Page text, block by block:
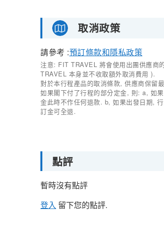
取消政策
請參考 :預訂條款和隱私政策
注意: FIT TRAVEL 將會使用出團供應商
TRAVEL 本身並不收取額外取消費用 ).
對於本行程產品的取消條款, 供應商保留
如果閣下付了行程的部分定金, 則: a, 如
金此時不作任何退款. b, 如果出發日期,
訂金可全退.
點評
暫時沒有點評
登入 留下您的點評.